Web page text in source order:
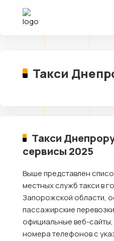
Такси
Такси
сервисы 2025
Выше представлен
местных служб такси в
Запорожской области,
пассажирские
официальные веб-
номера телефонов с